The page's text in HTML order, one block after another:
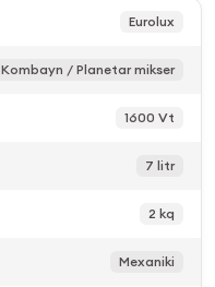
Eurolux
Kombayn / Planetar mikser
1600 Vt
7 litr
2 kq
Mexaniki